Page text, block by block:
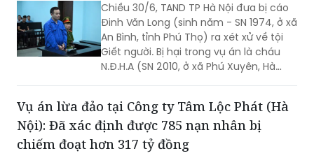
Chiều 30/6, TAND TP Hà Nội đưa bị cáo
Đinh Văn Long (sinh năm - SN 1974, ở xã
An Bình, tỉnh Phú Thọ) ra xét xử về tội
Giết người. Bị hại trong vụ án là cháu
N.Đ.H.A (SN 2010, ở xã Phú Xuyên, Hà
Vụ án lừa đảo tại Công ty Tâm Lộc Phát (Hà
Nội): Đã xác định được 785 nạn nhân bị
chiếm đoạt hơn 317 tỷ đồng